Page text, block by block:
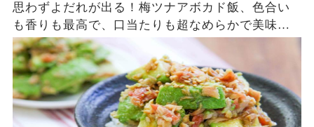
思わずよだれが出る！梅ツナアボカド飯、色合い
も香りも最高で、口当たりも超なめらかで美味し
い